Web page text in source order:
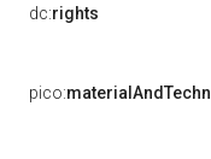
dc:rights
pico: